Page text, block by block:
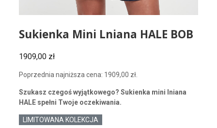
Sukienka Mini Lniana HALE BOB
1909,00 zł
Poprzednia najniższa cena: 1909,00 zł.
Szukasz czegoś wyjątkowego? Sukienka mini lniana
HALE spełni Twoje oczekiwania.
LIMITOWANA KOLEKCJA